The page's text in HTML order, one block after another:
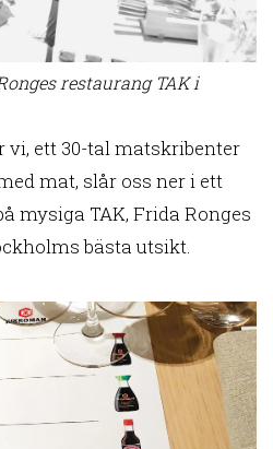
restaurang TAK i
vi, ett 30-tal matskribenter
mat, slår oss ner i ett
mysiga TAK, Frida Ronges
bästa utsikt.